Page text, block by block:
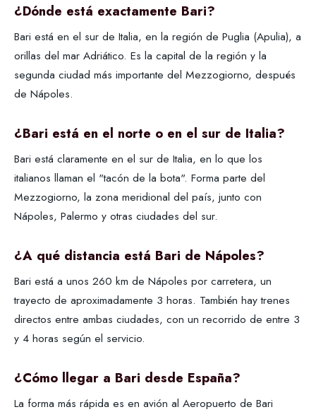
¿Dónde está exactamente Bari?
Bari está en el sur de Italia, en la región de Puglia (Apulia), a
orillas del mar Adriático. Es la capital de la región y la
segunda ciudad más importante del Mezzogiorno, después
de Nápoles.
¿Bari está en el norte o en el sur de Italia?
Bari está claramente en el sur de Italia, en lo que los
italianos llaman el "tacón de la bota". Forma parte del
Mezzogiorno, la zona meridional del país, junto con
Nápoles, Palermo y otras ciudades del sur.
¿A qué distancia está Bari de Nápoles?
Bari está a unos 260 km de Nápoles por carretera, un
trayecto de aproximadamente 3 horas. También hay trenes
directos entre ambas ciudades, con un recorrido de entre 3
y 4 horas según el servicio.
¿Cómo llegar a Bari desde España?
La forma más rápida es en avión al Aeropuerto de Bari